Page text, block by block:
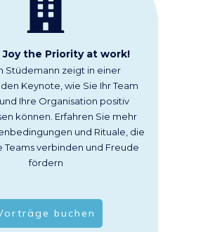
Joy the Priority at work!
Stüdemann zeigt in einer
Keynote, wie Sie Ihr Team
Ihre Organisation positiv
können. Erfahren Sie mehr
und Rituale, die
Teams verbinden und Freude
fördern
buchen